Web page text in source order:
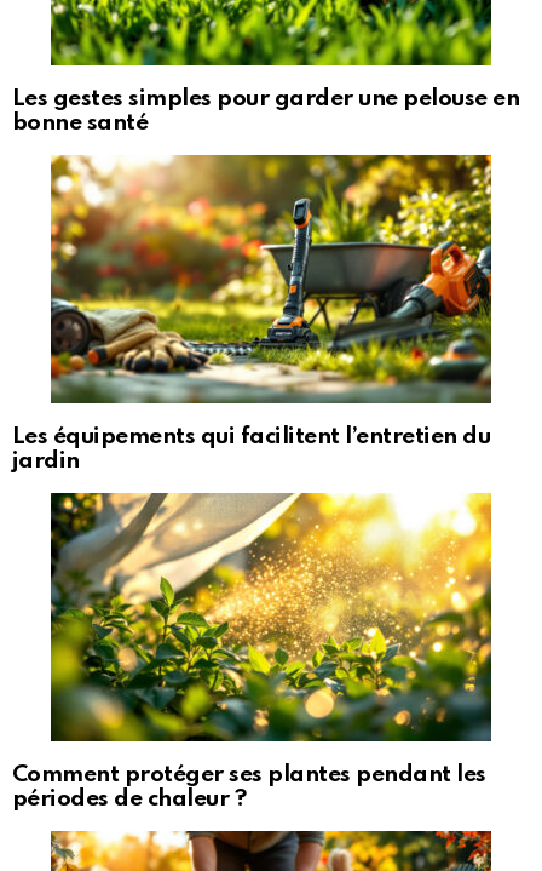
Les gestes simples pour garder une pelouse en
bonne santé
Les équipements qui facilitent l’entretien du
jardin
Comment protéger ses plantes pendant les
périodes de chaleur ?